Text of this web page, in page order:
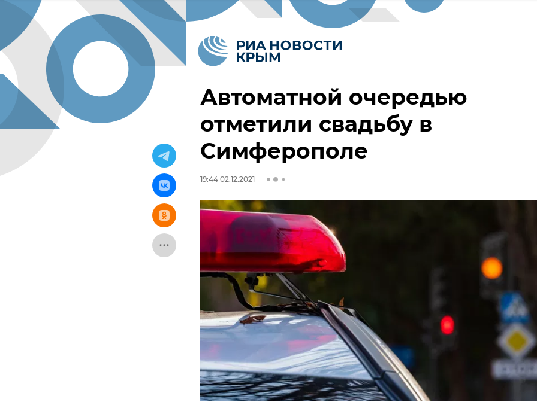
Автоматной очередью
отметили свадьбу в
Симферополе
19:44 02.12.2021